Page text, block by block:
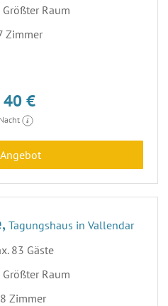
Größter Raum
Zimmer
40 €
Tagungshaus in Vallendar
83 Gäste
Größter Raum
Zimmer